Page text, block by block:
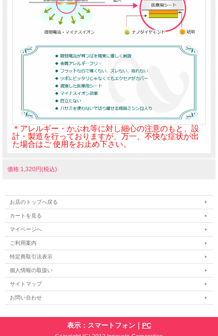
【金属アレルギーフリー＆クリーン】
鉱物であるダイヤモンド（ナノダイヤモンド）には、金
属や、身体に悪影響を及ぼす成分が含まれていません。
エクセアについては、『耳つぼシート エクセア』
詳しくご紹介していますので、ご参照ください。
＊アレルギー・かぶれ等に対し細心の注意のもと、設
計・製造を行っておりますが、万一、不快な症状が出
た場合はご 使用をお止め下さい。
価格:1,320円(税込)
お店のトップへ戻る
カートを見る
マイページへ
ご利用案内
特定商取引法表示
個人情報の取扱い
サイトマップ
お問い合わせ
表示：スマートフォン｜ PC